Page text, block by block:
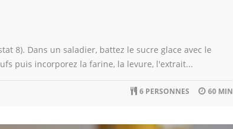
8). Dans un saladier, battez le sucre glace avec le
puis incorporez la farine, la levure, l'extrait...
60 MIN
6 PERSONNES